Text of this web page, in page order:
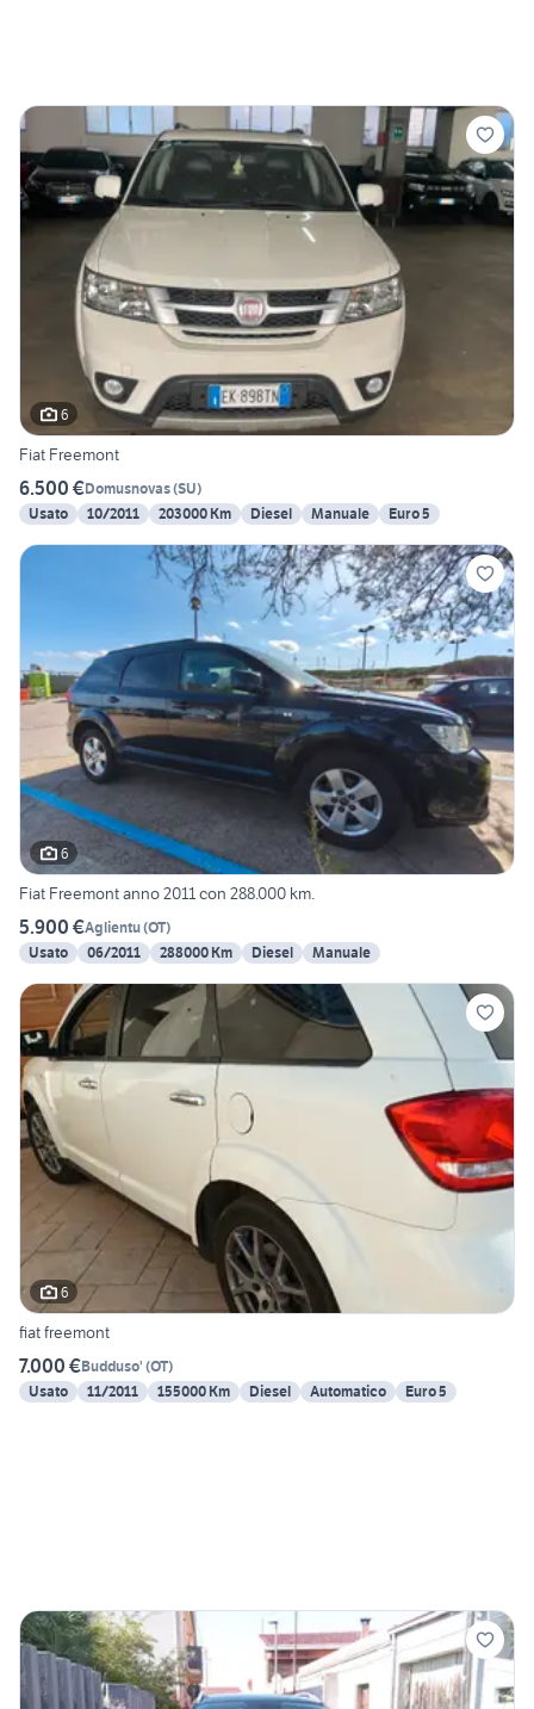
6
Fiat Freemont
6.500 €Domusnovas(SU)
Usato
10/2011 203000 Km Diesel Manuale Euro 5
6
Fiat Freemont anno 2011 con 288.000 km.
5.900 €Aglientu(OT)
Usato
06/2011 288000 Km Diesel Manuale
6
fiat freemont
7.000 €Budduso' (OT)
Usato
11/2011 155000 Km Diesel Automatico Euro 5